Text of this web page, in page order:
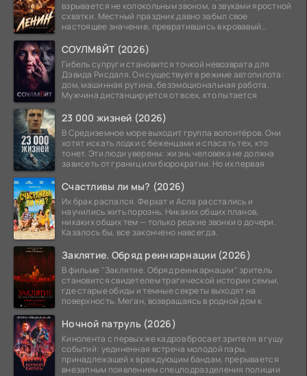
взрывается не колокольным звоном, а звуками яростной
схватки. Местный праздник давно забыл свое
настоящее значение, превратившись в кровавый
СОУЛМ8ЙТ (2026)
Гибель супруги становится точкой невозврата для
Дэвида Рисдаля. Он существует в режиме автопилота:
дом, машинная рутина, безэмоциональная работа.
Мужчина дистанцируется от всех, кто пытается
23 000 жизней (2026)
В Средиземное море выходит группа волонтёров. Они
хотят искать лодки с беженцами и спасать тех, кто
тонет. Эти люди уверены: жизнь человека не должна
зависеть от границ или бюрократии. Но их первая
Счастливы ли мы? (2026)
Их брак распался. Ферхат и Асла расстались и
научились жить порознь. Никаких общих планов,
никаких общих тем — только редкие звонки о дочери.
Казалось бы, все закончено навсегда.
Заклятие. Обряд реинкарнации (2026)
В фильме "Заклятие. Обряд реинкарнации" зритель
становится свидетелем трагической истории семьи,
где старые обиды и темные секреты выходят на
поверхность. Меган, возвращаясь в родной дом к
Ночной патруль (2026)
Кинолента с первых же кадров бросает зрителя в гущу
событий: уединенная встреча молодой пары,
принадлежащей к враждующим бандам, прерывается
внезапным появлением спецподразделения полиции